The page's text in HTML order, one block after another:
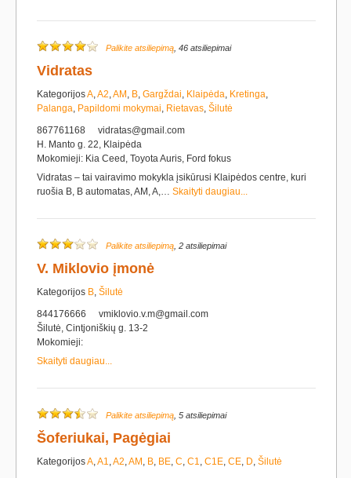
Palikite atsiliepimą , 46 atsiliepimai
Vidratas
KategorijosA,A2,AM , B, Gargždai, Klaipėda, Kretinga,
Palanga, Papildomi mokymai, Rietavas, Šilutė
867761168
vidratas@gmail.com
H. Manto g. 22, Klaipėda
Mokomieji: Kia Ceed, Toyota Auris, Ford fokus
Vidratas – tai vairavimo mokykla įsikūrusi Klaipėdos centre, kuri
ruošia B, B automatas, AM, A,… Skaityti daugiau...
Palikite atsiliepimą , 2 atsiliepimai
V. Miklovio įmonė
Kategorijos B, Šilutė
844176666
vmiklovio.v.m@gmail.com
Šilutė, Cintjoniškių g. 13-2
Mokomieji:
Skaityti daugiau...
Palikite atsiliepimą , 5 atsiliepimai
Šoferiukai, Pagėgiai
KategorijosA,A1,A2,AM , B, BE, C, C1, C1E, CE, D, Šilutė